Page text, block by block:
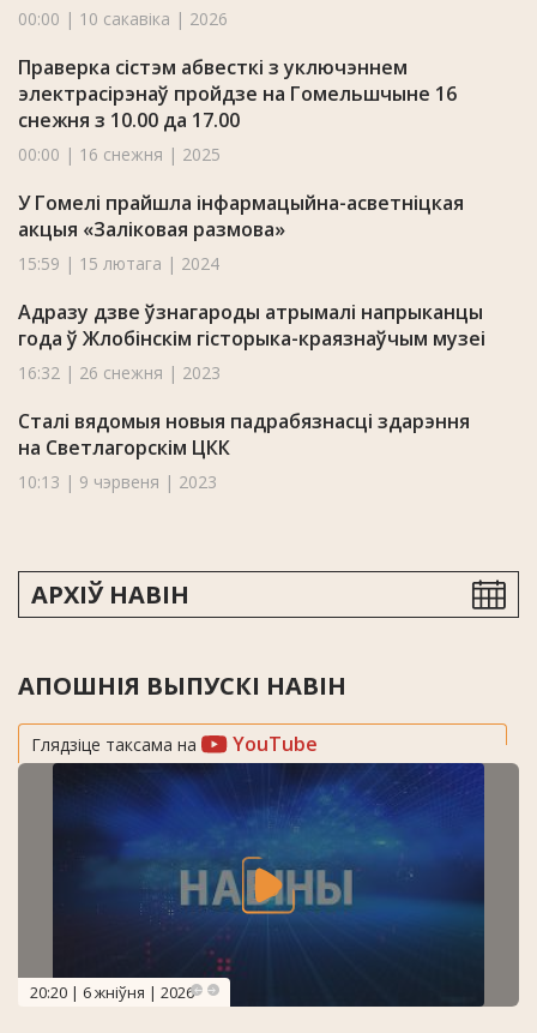
00:00 | 10 сакавіка | 2026
Праверка сістэм абвесткі з уключэннем
электрасірэнаў пройдзе на Гомельшчыне 16
снежня з 10.00 да 17.00
00:00 | 16 снежня | 2025
У Гомелі прайшла інфармацыйна-асветніцкая
акцыя «Заліковая размова»
15:59 | 15 лютага | 2024
Адразу дзве ўзнагароды атрымалі напрыканцы
года ў Жлобінскім гісторыка-краязнаўчым музеі
16:32 | 26 снежня | 2023
Сталі вядомыя новыя падрабязнасці здарэння
на Светлагорскім ЦКК
10:13 | 9 чэрвеня | 2023
АРХІЎ НАВІН
АПОШНІЯ ВЫПУСКІ НАВІН
Глядзіце таксама на YouTube
20:20 | 6 жніўня | 2026